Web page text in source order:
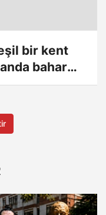
bir kent
bahar